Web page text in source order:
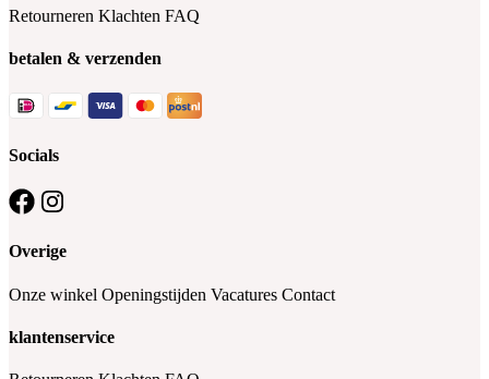
Retourneren Klachten FAQ
betalen & verzenden
Socials
Overige
Onze winkel Openingstijden Vacatures Contact
klantenservice